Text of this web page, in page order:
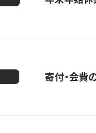
寄付・会費